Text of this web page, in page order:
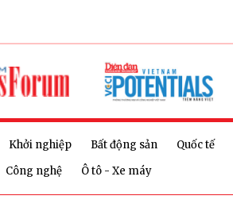
Khởi nghiệp Bất động sản Quốc tế
Công nghệ
Ô tô - Xe máy